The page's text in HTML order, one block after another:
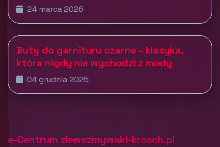
24 marca 2026
Buty do garnituru czarne – klasyka,
która nigdy nie wychodzi z mody
04 grudnia 2025
e-Centrum zlewozmywaki-krosch.pl